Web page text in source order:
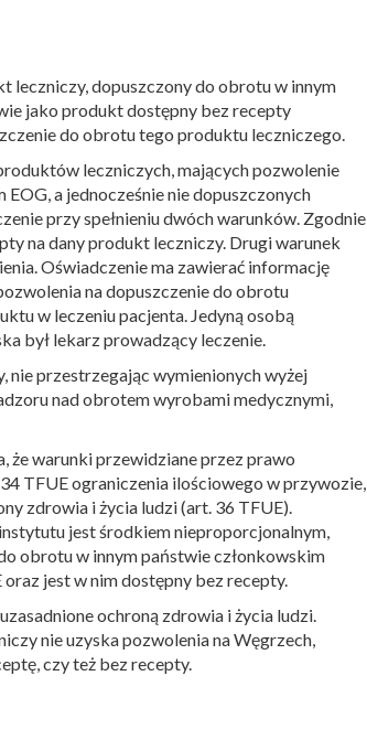
leczniczy, dopuszczony do obrotu w innym
jako produkt dostępny bez recepty
do obrotu tego produktu leczniczego.
leczniczych, mających pozwolenie
a jednocześnie nie dopuszczonych
przy spełnieniu dwóch warunków. Zgodnie
na dany produkt leczniczy. Drugi warunek
Oświadczenie ma zawierać informację
na dopuszczenie do obrotu
w leczeniu pacjenta. Jedyną osobą
był lekarz prowadzący leczenie.
nie przestrzegając wymienionych wyżej
nad obrotem wyrobami medycznymi,
że warunki przewidziane przez prawo
TFUE ograniczenia ilościowego w przywozie,
zdrowia i życia ludzi (art. 36 TFUE).
jest środkiem nieproporcjonalnym,
obrotu w innym państwie członkowskim
jest w nim dostępny bez recepty.
ochroną zdrowia i życia ludzi.
nie uzyska pozwolenia na Węgrzech,
czy też bez recepty.